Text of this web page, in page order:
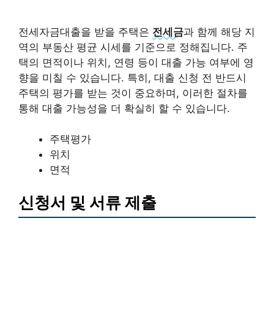
전세자금대출을 받을 주택은 전세금과 함께 해당 지
역의 부동산 평균 시세를 기준으로 정해집니다. 주
택의 면적이나 위치, 연령 등이 대출 가능 여부에 영
향을 미칠 수 있습니다. 특히, 대출 신청 전 반드시
주택의 평가를 받는 것이 중요하며, 이러한 절차를
통해 대출 가능성을 더 확실히 할 수 있습니다.
주택평가
위치
면적
신청서 및 서류 제출